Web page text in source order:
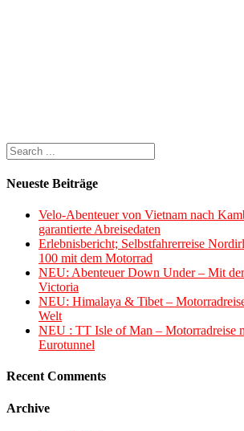
Neueste Beiträge
Velo-Abenteuer von Vietnam nach
garantierte Abreisedaten
Erlebnisbericht; Selbstfahrerreise
100 mit dem Motorrad
NEU: Abenteuer Down Under – Mit
Victoria
NEU: Himalaya & Tibet –
Welt
NEU : TT Isle of Man – Motorradreise
Eurotunnel
Recent Comments
Archive